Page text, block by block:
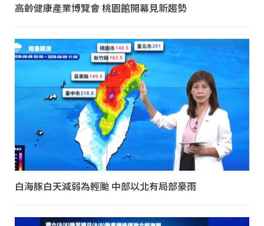
高齡健康產業博覽會 桃園館開幕見新趨勢
白海豚白天減弱為輕颱 中部以北有局部豪雨